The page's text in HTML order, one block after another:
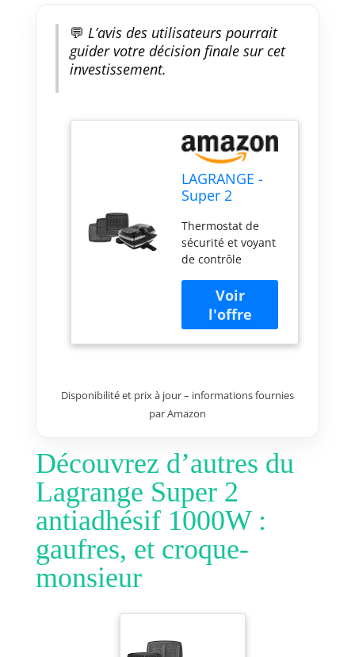
💬 L’avis des utilisateurs pourrait
guider votre décision finale sur cet
investissement.
LAGRANGE -
Super 2
noir avec jeu
de plaques
gaufres,
gaufrettes et
croque
monsieur
1000W
Thermostat de
sécurité et voyant
de contrôle
sur son socle
Multifonction :
plaques
interchangeables
Disponibilité et prix à jour – informations fournies
par Amazon
Découvrez d’autres du
Lagrange Super 2
antiadhésif 1000W :
gaufres, et croque-
monsieur